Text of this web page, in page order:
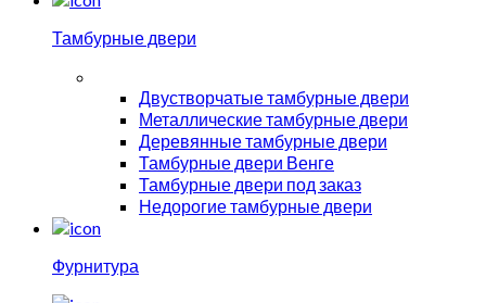
Тамбурные двери
Двустворчатые тамбурные двери
Металлические тамбурные двери
Деревянные тамбурные двери
Тамбурные двери Венге
Тамбурные двери под заказ
Недорогие тамбурные двери
Фурнитура